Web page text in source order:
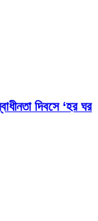
দিবসে ‘হর ঘর